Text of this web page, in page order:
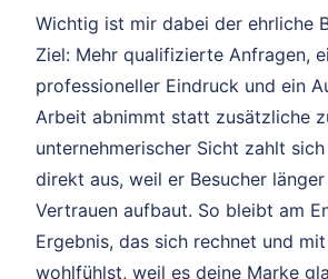
Wichtig ist mir dabei der ehrliche
Ziel: Mehr qualifizierte Anfragen,
professioneller Eindruck und ein
Arbeit abnimmt statt zusätzliche
unternehmerischer Sicht zahlt
direkt aus, weil er Besucher
Vertrauen aufbaut. So bleibt am
Ergebnis, das sich rechnet und
wohlfühlst, weil es deine Marke